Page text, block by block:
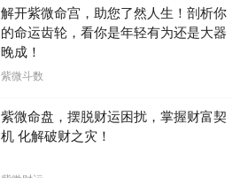
解开紫微命宫，助您了然人生！剖析你
的命运齿轮，看你是年轻有为还是大器
晚成！
紫微斗数
紫微命盘，摆脱财运困扰，掌握财富契
机 化解破财之灾！